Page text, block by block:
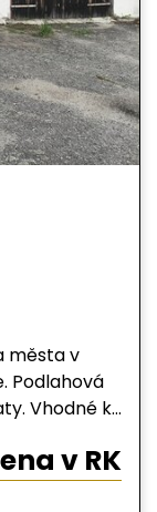
města v
Vhodné k
je
v RK